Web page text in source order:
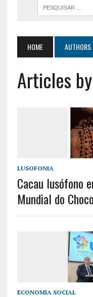
HOME AUTHORS
Articles
LUSOFONIA
Cacau lusófono
Mundial do
ECONOMIA SOCIAL